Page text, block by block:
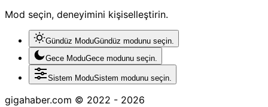
Mod seçin, deneyimini kişiselleştirin.
Gündüz ModuGündüz modunu seçin.
Gece ModuGece modunu seçin.
Sistem ModuSistem modunu seçin.
gigahaber.com © 2022 - 2026